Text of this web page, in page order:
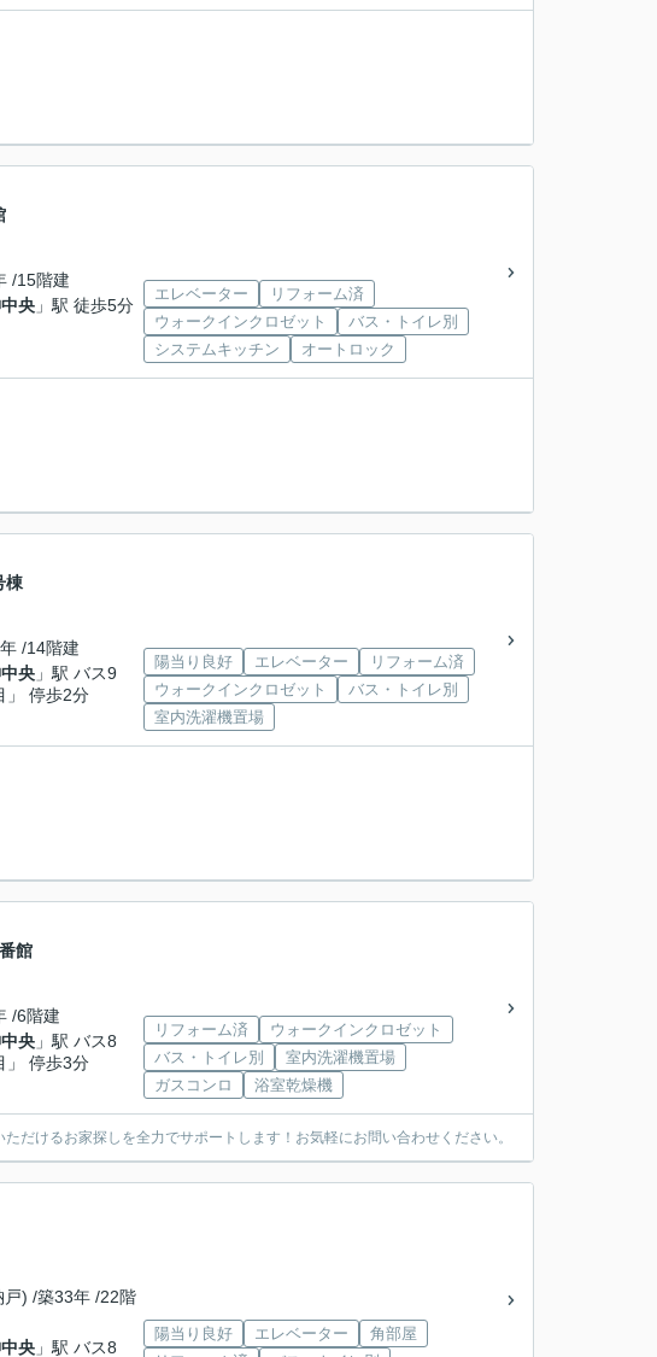
/15階建
央 」駅 徒歩5分
エレベーター
リフォーム済
ウォークインクロゼット
バス・トイレ別
システムキッチン
オートロック
棟
/14階建
央 」駅 バス9
」 停歩2分
陽当り良好 エレベーター
リフォーム済
ウォークインクロゼット
バス・トイレ別
室内洗濯機置場
館
/6階建
央 」駅 バス8
」 停歩3分
リフォーム済
ウォークインクロゼット
バス・トイレ別
室内洗濯機置場
ガスコンロ
浴室乾燥機
だけるお家探しを全力でサポートします！お気軽にお問い合わせください。
) /築33年 /22階
央 」駅 バス8
陽当り良好 エレベーター
角部屋